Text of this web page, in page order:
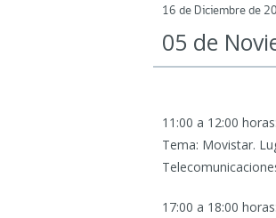
16 de Diciembre de
05 de
11:00 a 12:00
Tema: Movistar.
17:00 a 18:00